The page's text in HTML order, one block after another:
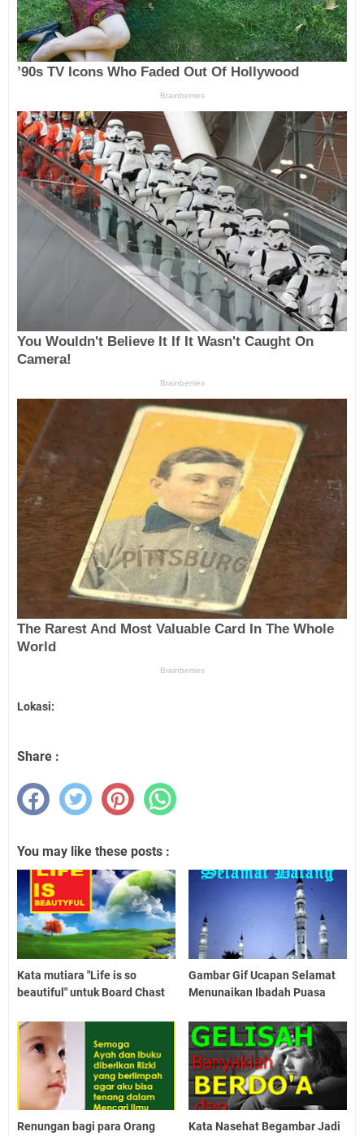
Lokasi:
Share :
You may like these posts :
Kata mutiara "Life is so
beautiful" untuk Board Chast
Gambar Gif Ucapan Selamat
Menunaikan Ibadah Puasa
Renungan bagi para Orang
Kata Nasehat Begambar Jadi